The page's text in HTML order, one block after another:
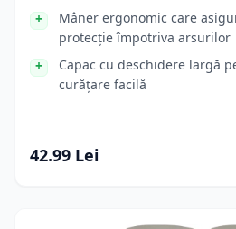
Mâner ergonomic care
protecție împotriva arsurilor
Capac cu deschidere largă
curățare facilă
42.99 Lei